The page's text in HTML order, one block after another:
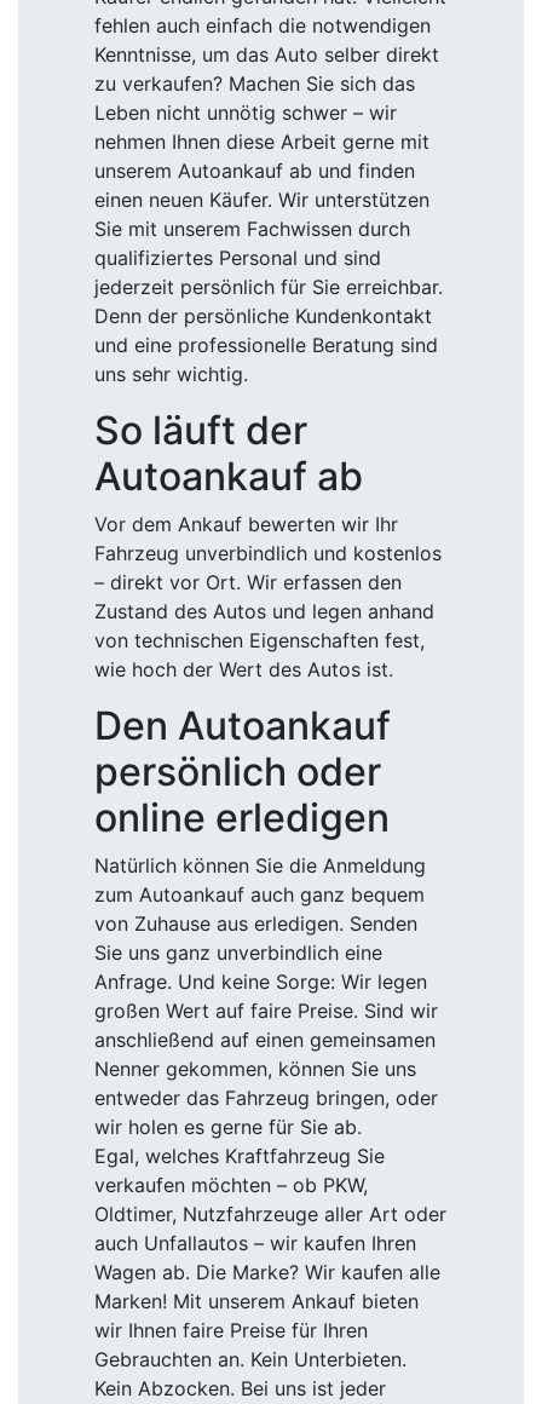
fehlen auch einfach die notwendigen
Kenntnisse, um das Auto selber direkt
zu verkaufen? Machen Sie sich das
Leben nicht unnötig schwer – wir
nehmen Ihnen diese Arbeit gerne mit
unserem Autoankauf ab und finden
einen neuen Käufer. Wir unterstützen
Sie mit unserem Fachwissen durch
qualifiziertes Personal und sind
jederzeit persönlich für Sie erreichbar.
Denn der persönliche Kundenkontakt
und eine professionelle Beratung sind
uns sehr wichtig.
So läuft der
Autoankauf ab
Vor dem Ankauf bewerten wir Ihr
Fahrzeug unverbindlich und kostenlos
– direkt vor Ort. Wir erfassen den
Zustand des Autos und legen anhand
von technischen Eigenschaften fest,
wie hoch der Wert des Autos ist.
Den Autoankauf
persönlich oder
online erledigen
Natürlich können Sie die Anmeldung
zum Autoankauf auch ganz bequem
von Zuhause aus erledigen. Senden
Sie uns ganz unverbindlich eine
Anfrage. Und keine Sorge: Wir legen
großen Wert auf faire Preise. Sind wir
anschließend auf einen gemeinsamen
Nenner gekommen, können Sie uns
entweder das Fahrzeug bringen, oder
wir holen es gerne für Sie ab.
Egal, welches Kraftfahrzeug Sie
verkaufen möchten – ob PKW,
Oldtimer, Nutzfahrzeuge aller Art oder
auch Unfallautos – wir kaufen Ihren
Wagen ab. Die Marke? Wir kaufen alle
Marken! Mit unserem Ankauf bieten
wir Ihnen faire Preise für Ihren
Gebrauchten an. Kein Unterbieten.
Kein Abzocken. Bei uns ist jeder